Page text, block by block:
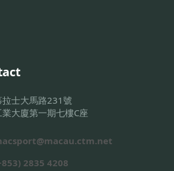
拉士大馬路231號
大廈第一期七樓C座
2835 4208